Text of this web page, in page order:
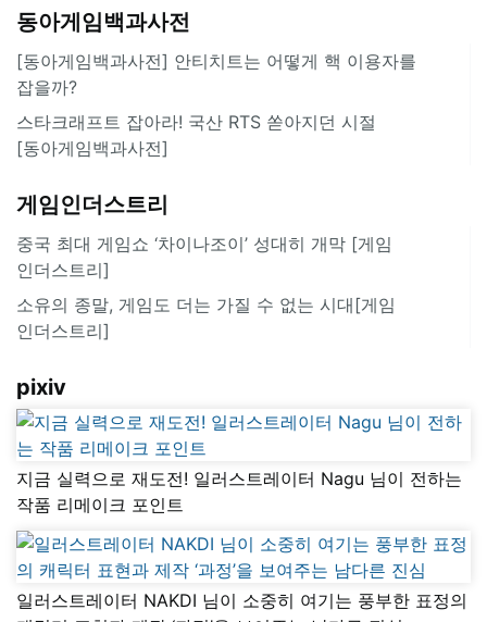
동아게임백과사전
[동아게임백과사전] 안티치트는 어떻게 핵 이용자를
잡을까?
스타크래프트 잡아라! 국산 RTS 쏟아지던 시절
[동아게임백과사전]
게임인더스트리
중국 최대 게임쇼 ‘차이나조이’ 성대히 개막 [게임
인더스트리]
소유의 종말, 게임도 더는 가질 수 없는 시대[게임
인더스트리]
pixiv
지금 실력으로 재도전! 일러스트레이터 Nagu 님이 전하는
작품 리메이크 포인트
일러스트레이터 NAKDI 님이 소중히 여기는 풍부한 표정의